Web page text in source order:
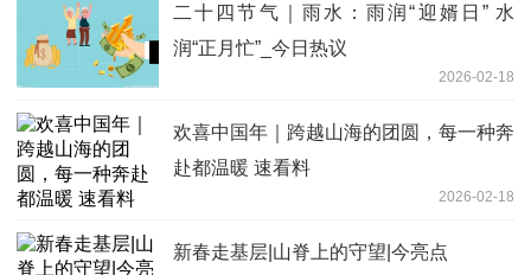
二十四节气｜雨水：雨润“迎婿日” 水
润“正月忙”_今日热议
2026-02-18
欢喜中国年｜跨越山海的团圆，每一种奔
赴都温暖 速看料
2026-02-18
新春走基层|山脊上的守望|今亮点